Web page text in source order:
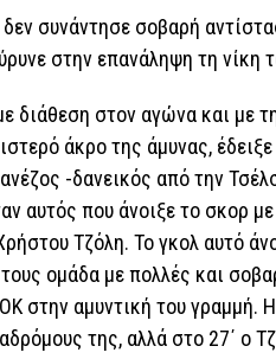
συνάντησε σοβαρή
στην επανάληψη τη νίκη
διάθεση στον αγώνα και με
άκρο της άμυνας,
-δανεικός από την
αυτός που άνοιξε το σκορ
Τζόλη. Το γκολ αυτό
ομάδα με πολλές και
στην αμυντική του γραμμή.
της, αλλά στο 27΄ ο